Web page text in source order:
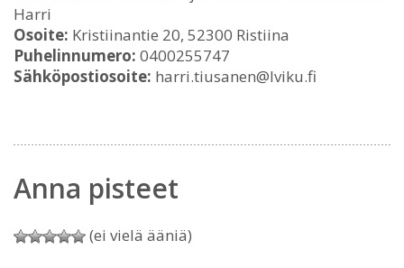
Harri
Osoite: Kristiinantie 20, 52300 Ristiina
Puhelinnumero: 0400255747
Sähköpostiosoite: harri.tiusanen@lviku.fi
Anna pisteet
(ei vielä ääniä)